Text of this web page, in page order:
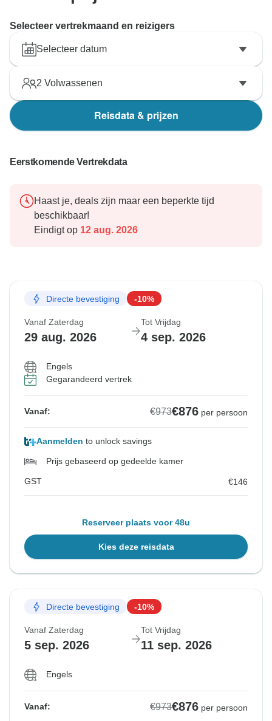
Selecteer vertrekmaand en reizigers
Selecteer datum
2 Volwassenen
Reisdata & prijzen
Eerstkomende Vertrekdata
Haast je, deals zijn maar een beperkte tijd
beschikbaar!
Eindigt op 12 aug. 2026
Directe bevestiging -10%
Vanaf Zaterdag
29 aug. 2026
Tot Vrijdag
4 sep. 2026
Engels
Gegarandeerd vertrek
Vanaf: €973€876 per persoon
Aanmelden to unlock savings
Prijs gebaseerd op gedeelde kamer
GST €146
Reserveer plaats voor 48u
Kies deze reisdata
Directe bevestiging -10%
Vanaf Zaterdag
5 sep. 2026
Tot Vrijdag
11 sep. 2026
Engels
Vanaf: €973€876 per persoon